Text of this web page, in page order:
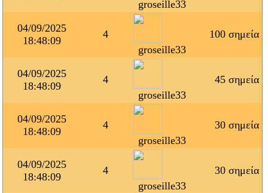
groseille33
04/09/2025
18:48:09
4
groseille33
100 σημεία
04/09/2025
18:48:09
4
groseille33
45 σημεία
04/09/2025
18:48:09
4
groseille33
30 σημεία
04/09/2025
18:48:09
4
groseille33
30 σημεία